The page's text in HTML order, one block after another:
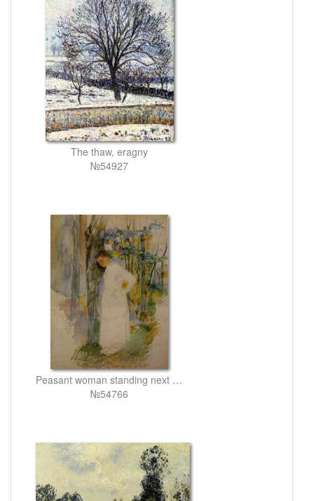
The thaw, eragny
№54927
Peasant woman standing next to a tree
№54766